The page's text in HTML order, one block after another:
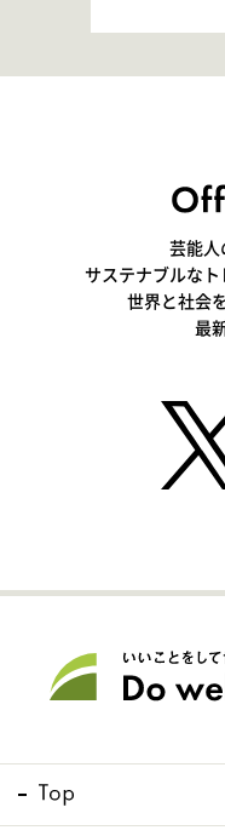
感覚で
芸能人
サステナブルなト
世界と社会
最